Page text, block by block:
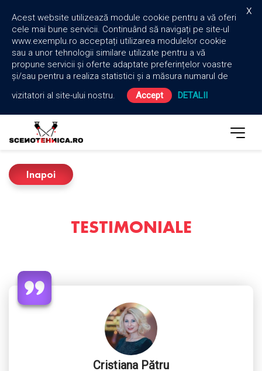
Acest website utilizează module cookie pentru a vă oferi
cele mai bune servicii. Continuând să navigați pe site-ul
www.exemplu.ro acceptați utilizarea modulelor cookie
sau a unor tehnologii similare utilizate pentru a vă
propune servicii și oferte adaptate preferințelor voastre
și/sau pentru a realiza statistici și a măsura numarul de
vizitatori al site-ului nostru.
Accept
x
DETALII
Inapoi
TESTIMONIALE
Cristiana Pătru